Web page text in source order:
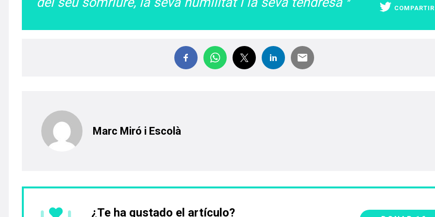
Marc Miró i Escolà
¿Te ha gustado el artículo?